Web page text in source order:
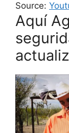
Source:
Aquí